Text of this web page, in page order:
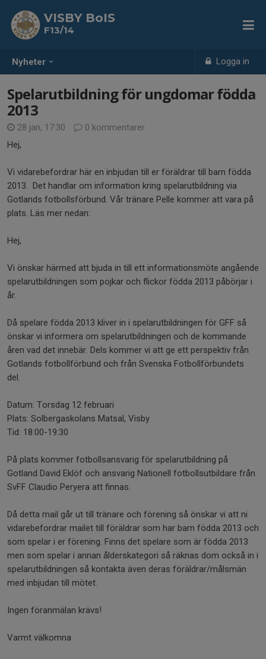
Nyheter Logga in
VISBY BoIS
F13/14
Spelarutbildning för ungdomar födda
2013
28 jan, 17:30
0 kommentarer
Hej,
Vi vidarebefordrar här en inbjudan till er föräldrar till barn födda
2013. Det handlar om information kring spelarutbildning via
Gotlands fotbollsförbund. Vår tränare Pelle kommer att vara på
plats. Läs mer nedan:
Hej,
Vi önskar härmed att bjuda in till ett informationsmöte angående
spelarutbildningen som pojkar och flickor födda 2013 påbörjar i
år.
Då spelare födda 2013 kliver in i spelarutbildningen för GFF så
önskar vi informera om spelarutbildningen och de kommande
åren vad det innebär. Dels kommer vi att ge ett perspektiv från
Gotlands fotbollförbund och från Svenska Fotbollförbundets
del.
Datum: Torsdag 12 februari
Plats: Solbergaskolans Matsal, Visby
Tid: 18:00-19:30
På plats kommer fotbollsansvarig för spelarutbildning på
Gotland David Eklöf och ansvarig Nationell fotbollsutbildare från
SvFF Claudio Peryera att finnas.
Då detta mail går ut till tränare och förening så önskar vi att ni
vidarebefordrar mailet till föräldrar som har barn födda 2013 och
som spelar i er förening. Finns det spelare som är födda 2013
men som spelar i annan ålderskategori så räknas dom också in i
spelarutbildningen så kontakta även deras föräldrar/målsmän
med inbjudan till mötet.
Ingen föranmälan krävs!
Varmt välkomna